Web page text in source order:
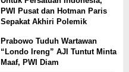
PWI Pusat dan Hotman Paris
Sepakat Akhiri Polemik
Prabowo Tuduh Wartawan
“Londo Ireng” AJI Tuntut Minta
Maaf, PWI Diam